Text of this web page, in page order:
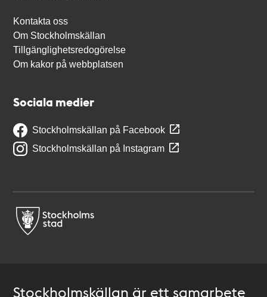
Kontakta oss
Om Stockholmskällan
Tillgänglighetsredogörelse
Om kakor på webbplatsen
Sociala medier
Stockholmskällan på Facebook
Stockholmskällan på Instagram
Stockholmskällan är ett samarbete